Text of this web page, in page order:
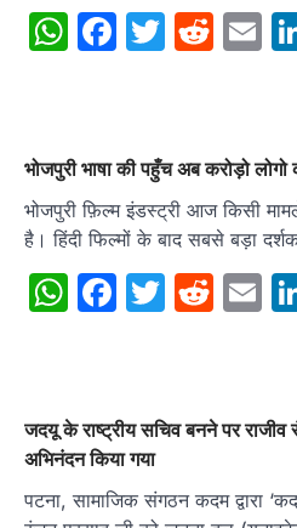
WhatsApp
Facebook
Twitter
भोजपुरी भाषा की पहुँच अब करोड़ो
भोजपुरी फ़िल्म इंडस्ट्री आज किसी
है। हिंदी फिल्मों के बाद सबसे बड़ा
WhatsApp
Facebook
Twitter
जदयू के राष्ट्रीय सचिव बनने पर राजीव
अभिनंदन किया गया
पटना, सामाजिक संगठन कदम द्वारा